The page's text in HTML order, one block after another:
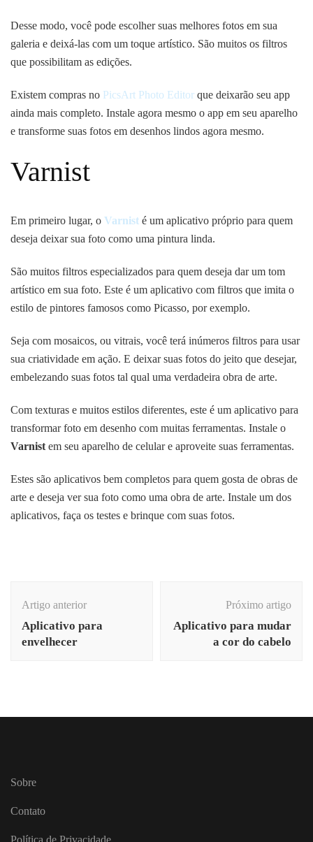
Desse modo, você pode escolher suas melhores fotos em sua
galeria e deixá-las com um toque artístico. São muitos os filtros
que possibilitam as edições.
Existem compras no PicsArt Photo Editor que deixarão seu app
ainda mais completo. Instale agora mesmo o app em seu aparelho
e transforme suas fotos em desenhos lindos agora mesmo.
Varnist
Em primeiro lugar, o Varnist é um aplicativo próprio para quem
deseja deixar sua foto como uma pintura linda.
São muitos filtros especializados para quem deseja dar um tom
artístico em sua foto. Este é um aplicativo com filtros que imita o
estilo de pintores famosos como Picasso, por exemplo.
Seja com mosaicos, ou vitrais, você terá inúmeros filtros para usar
sua criatividade em ação. E deixar suas fotos do jeito que desejar,
embelezando suas fotos tal qual uma verdadeira obra de arte.
Com texturas e muitos estilos diferentes, este é um aplicativo para
transformar foto em desenho com muitas ferramentas. Instale o
Varnist em seu aparelho de celular e aproveite suas ferramentas.
Estes são aplicativos bem completos para quem gosta de obras de
arte e deseja ver sua foto como uma obra de arte. Instale um dos
aplicativos, faça os testes e brinque com suas fotos.
de
Post
Artigo anterior
Aplicativo para
envelhecer
Próximo artigo
Aplicativo para mudar
a cor do cabelo
Sobre
Contato
Política de Privacidade